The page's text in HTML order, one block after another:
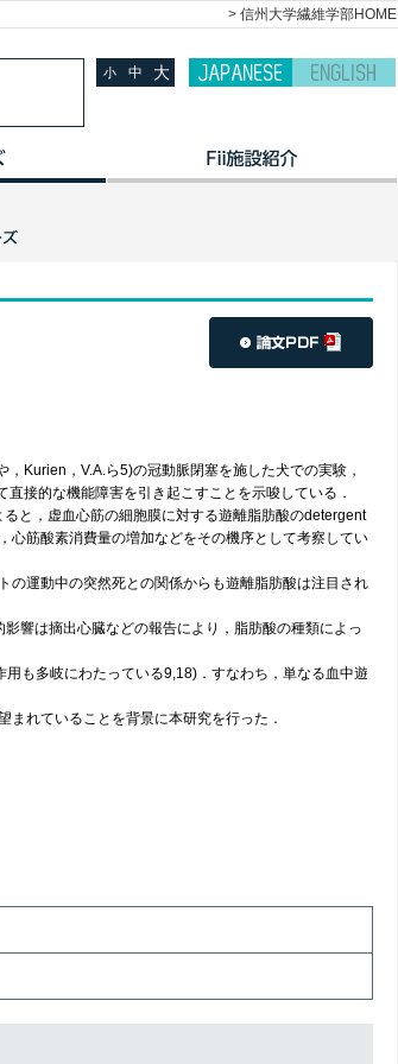
> 信州大学繊維学部HOME
小 中 大
Kurien，V.A.ら5)の冠動脈閉塞を施した犬での実験，
接的な機能障害を引き起こすことを示唆している．
と，虚血心筋の細胞膜に対する遊離脂肪酸のdetergent
心筋酸素消費量の増加などをその機序として考察してい
運動中の突然死との関係からも遊離脂肪酸は注目され
響は摘出心臓などの報告により，脂肪酸の種類によっ
も多岐にわたっている9,18)．すなわち，単なる血中遊
れていることを背景に本研究を行った．